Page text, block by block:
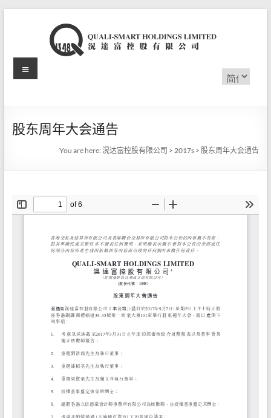
滉
富
限
选
择
Menu
股东周年大会通告
You are here:滉达富控股有限公司 >2017s >股东周年大会通告